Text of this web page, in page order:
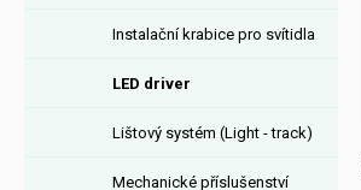
Instalační krabice pro svítidla
LED driver
Lištový systém (Light - track)
Mechanické příslušenství